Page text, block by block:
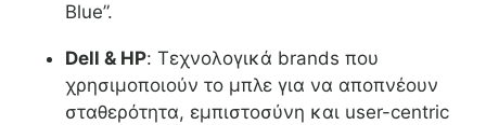
Blue”.
Dell & HP: Τεχνολογικά brands που
χρησιμοποιούν το μπλε για να αποπνέουν
σταθερότητα, εμπιστοσύνη και user-centric